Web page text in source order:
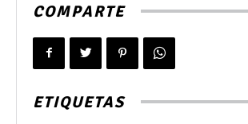
COMPARTE
ETIQUETAS